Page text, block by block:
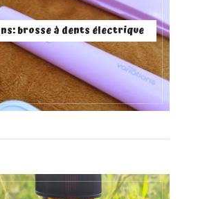
brosse à dents électrique